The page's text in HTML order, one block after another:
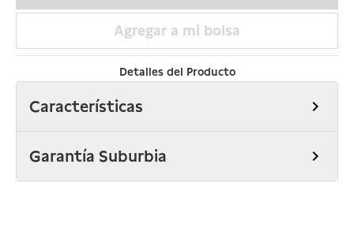
Agregar a mi bolsa
Detalles del Producto
Características chevron_right
Garantía Suburbia chevron_right